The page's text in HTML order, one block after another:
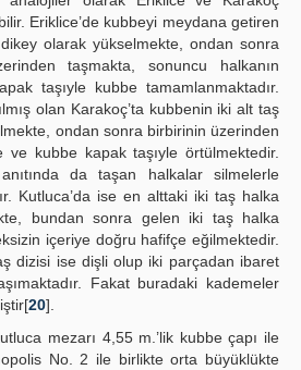
Eriklice’de kubbeyi meydana getiren
olarak yükselmekte, ondan sonra
taşmakta, sonuncu halkanın
taşıyle kubbe tamamlanmaktadır.
olan Karakoç’ta kubbenin iki alt taş
ondan sonra birbirinin üzerinden
kubbe kapak taşıyle örtülmektedir.
da taşan halkalar silmelerle
Kutluca’da ise en alttaki iki taş halka
bundan sonra gelen iki taş halka
içeriye doğru hafifçe eğilmektedir.
dizisi ise dişli olup iki parçadan ibaret
Fakat buradaki kademeler
20].
mezarı 4,55 m.’lik kubbe çapı ile
No. 2 ile birlikte orta büyüklükte